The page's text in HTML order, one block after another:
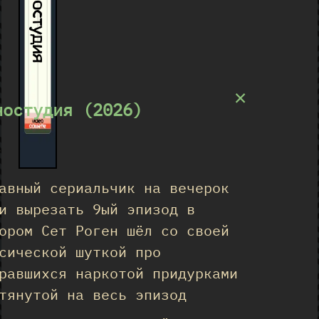
×
(2026)
сериальчик на вечерок
вырезать 9ый эпизод в
Сет Роген шёл со своей
шуткой про
наркотой придурками
на весь эпизод